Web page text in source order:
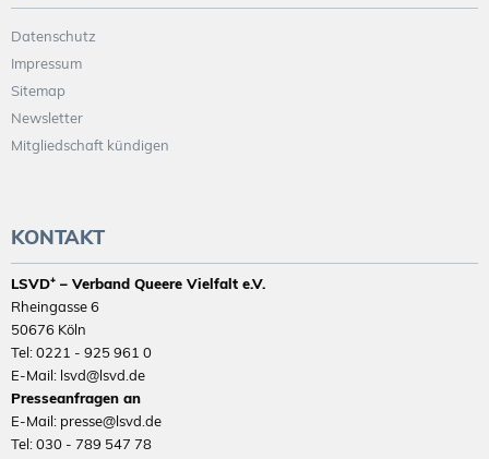
Datenschutz
Impressum
Sitemap
Newsletter
Mitgliedschaft kündigen
KONTAKT
LSVD⁺ – Verband Queere Vielfalt e.V.
Rheingasse 6
50676 Köln
Tel: 0221 - 925 961 0
E-Mail: lsvd@lsvd.de
Presseanfragen an
E-Mail: presse@lsvd.de
Tel: 030 - 789 547 78